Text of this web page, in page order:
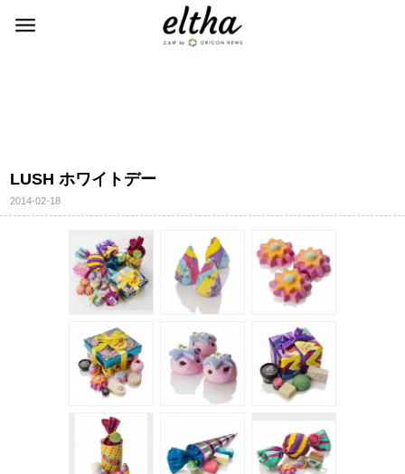
LUSH ホワイトデー
2014-02-18